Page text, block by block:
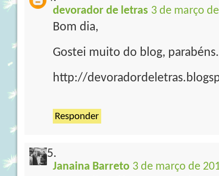
devorador de letras 3 de março
Bom dia,
Gostei muito do blog,
http://
Responder
Janaina Barreto 3 de março de